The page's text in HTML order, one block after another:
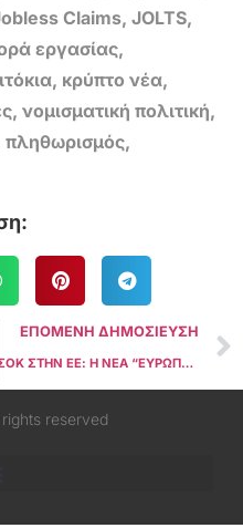
Claims, JOLTS,
εργασίας,
, κρύπτο νέα,
, νομισματική πολιτική,
πληθωρισμός,
ΕΠΟΜΕΝΗ ΔΗΜΟΣΙΕΥΣΗ
ΣΟΚ ΣΤΗΝ ΕΕ: Η ΝΕΑ “ΕΥΡΩΠΑΪΚΗ SEC” ΠΟΥ ΑΠΕΙΛΕΙ ΝΑ ΠΑΤΗΣΕΙ ΦΡΕΝΟ ΣΕ CRYPTO & FINTECH – ΠΩΣ ΑΛΛΑΖΕΙ ΤΟ ΠΑΙΧΝΙΔΙ ΓΙΑ ΟΛΗ ΤΗΝ ΑΓΟΡΑ
reserved